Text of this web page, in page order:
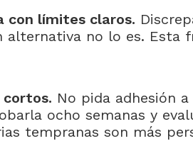
con límites claros.
alternativa no lo es. Esta
cortos. No pida adhesión a
ocho semanas y
tempranas son más